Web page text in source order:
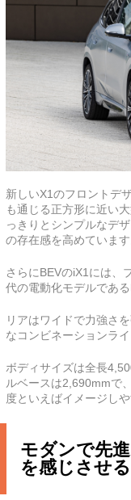
新しいX1のフロントデ
も通じる正方形に近い
っきりとシンプルなデ
の存在感を高めています
さらにBEVのiX1には、
代の電動化モデルであ
リアはワイドで力強さ
なコンビネーションライ
ボディサイズは全長
ルベースは2,690mmで
度といえばイメージし
モダンで先
を感じさせ